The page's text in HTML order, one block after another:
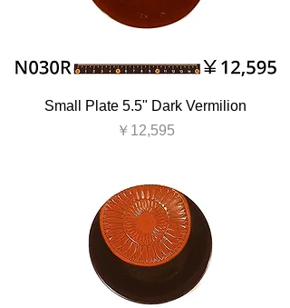
Small Plate 5.5" Dark Vermilion
価格
￥12,595